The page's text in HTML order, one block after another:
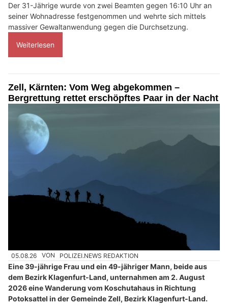
Der 31-Jährige wurde von zwei Beamten gegen 16:10 Uhr an
seiner Wohnadresse festgenommen und wehrte sich mittels
massiver Gewaltanwendung gegen die Durchsetzung.
Weiterlesen
Zell, Kärnten: Vom Weg abgekommen –
Bergrettung rettet erschöpftes Paar in der Nacht
05.08.26 VON POLIZEI.NEWS REDAKTION
Eine 39-jährige Frau und ein 49-jähriger Mann, beide aus
dem Bezirk Klagenfurt-Land, unternahmen am 2. August
2026 eine Wanderung vom Koschutahaus in Richtung
Potoksattel in der Gemeinde Zell, Bezirk Klagenfurt-Land.